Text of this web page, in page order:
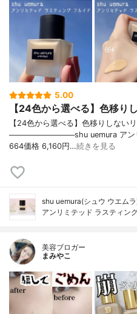
5.00
【24色から選べる】色移り
【24色から選べる】色移りしない
────────────shu uemura アン
664価格 6,160円…続きを見る
shu uemura(シュウ ウエム
アンリミテッド ラスティン
美容ブロガー
まみやこ